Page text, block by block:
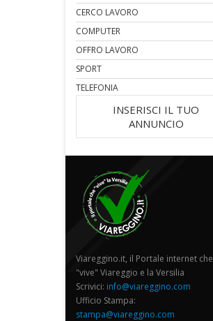
CERCO LAVORO
COMPUTER
OFFRO LAVORO
SPORT
TELEFONIA
INSERISCI IL TUO
ANNUNCIO
Viareggino.it, il Portale internet che
"vive" Viareggio e la Versilia
Scrivici: info@viareggino.com
Ufficio Stampa:
stampa@viareggino.com